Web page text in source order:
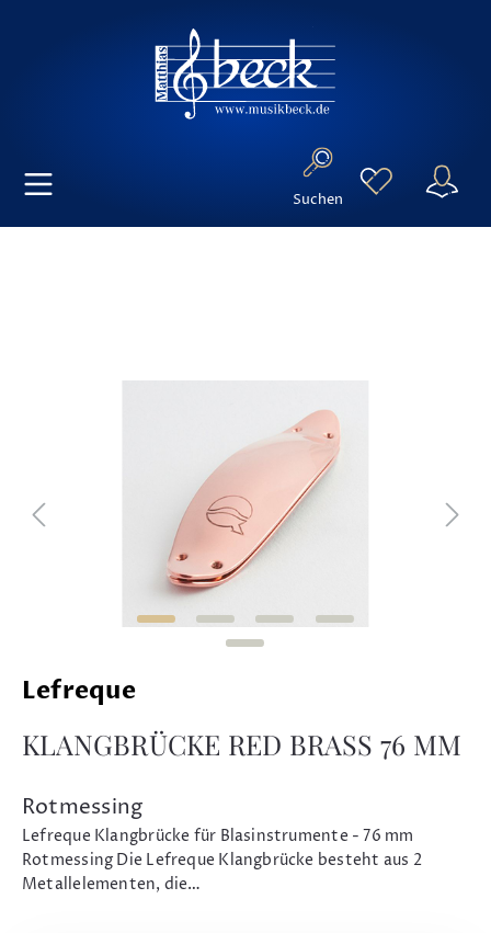
Suchen
Lefreque
KLANGBRÜCKE RED BRASS 76 MM
Rotmessing
Lefreque Klangbrücke für Blasinstrumente - 76 mm
Rotmessing Die Lefreque Klangbrücke besteht aus 2
Metallelementen, die…